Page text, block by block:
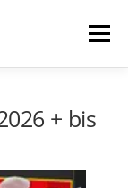
Menü
REWE
+ bis